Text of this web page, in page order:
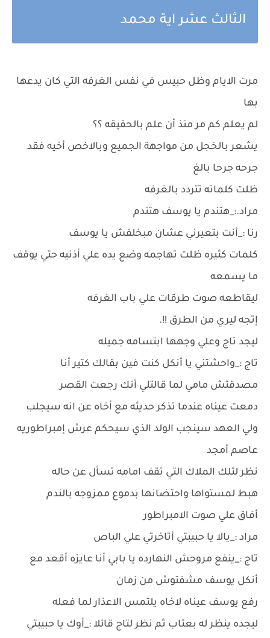
الثالث عشر اية محمد
مرت الايام وظل حبيس في نفس الغرفه التي كان يدعها
بها
لم يعلم كم مر منذ أن علم بالحقيقه ؟؟
يشعر بالخجل من مواجهة الجميع وبالاخص أخيه فقد
جرحه جرحا بالغ
ظلت كلماته تتردد بالغرفه
مراد.:_هتندم يا يوسف هتندم
رنا :_أنت بتعيرني عشان مبخلفش يا يوسف
كلمات كثيره ظلت تهاجمه وضع يده علي أذنيه حتي يوقف
ما يسمعه
ليقاطعه صوت طرقات علي باب الغرفه
إتجه ليري من الطرق !!.
ليجد تاج وعلي وجهها ابتسامه جميله
تاج :_واحشتني يا أنكل كنت فين بقالك كتير أنا
مصدقتش مامي لما قالتلي أنك رجعت القصر
دمعت عيناه عندما تذكر حديثه مع أخاه عن انه سيجلب
ولي العهد سينجب الولد الذي سيحكم عرش إمبراطوريه
عاصم أمجد
نظر لتلك الملاك التي تقف امامه تسأل عن حاله
هبط لمستواها واحتضانها بدموع ممزوجه بالندم
أفاق علي صوت الامبراطور
مراد :_يالا يا حبيبتي أتاخرتي علي الباص
تاج :_ينفع مروحش النهارده يا بابي أنا عايزه أقعد مع
أنكل يوسف مشفتوش من زمان
رفع يوسف عيناه لاخاه يلتمس الاعذار لما فعله
ليجده ينظر له بعتاب ثم نظر لتاج قائلا :_أوك يا حبيبتي